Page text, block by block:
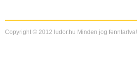
Copyright © 2012 ludor.hu Minden jog fenntartva!